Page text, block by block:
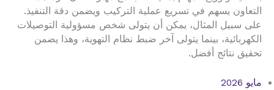
التعاون يسهم في تسريع عملية التركيب ويضمن دقة التنفيذ.
على سبيل المثال، يمكن أن يتولى شخص مسؤولية التوصيلات
الكهربائية، بينما يتولى آخر ضبط نظام التهوية، وهذا يضمن
تحقيق نتائج أفضل.
مايو 2026